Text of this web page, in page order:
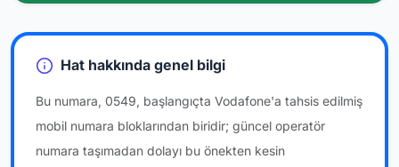
Hat hakkında genel bilgi
Bu numara, 0549, başlangıçta Vodafone'a tahsis edilmiş
mobil numara bloklarından biridir; güncel operatör
numara taşımadan dolayı bu önekten kesin